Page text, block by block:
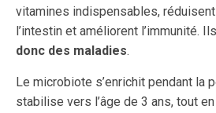
vitamines indispensables,
l’intestin et améliorent l’immunité.
donc des maladies.
Le microbiote s’enrichit pendant la
stabilise vers l’âge de 3 ans, tout